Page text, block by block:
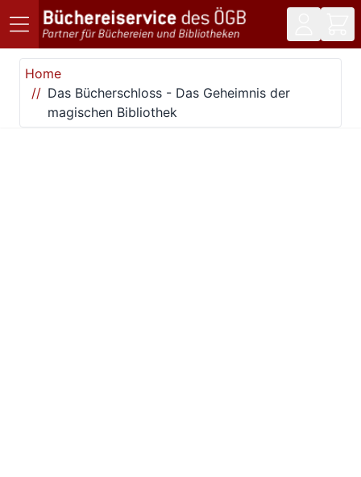
Direkt zum Inhalt
Home
Das Bücherschloss - Das Geheimnis der
magischen Bibliothek